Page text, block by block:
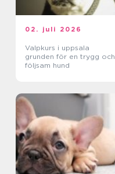
02. juli 2026
Valpkurs i uppsala
grunden för en trygg och
följsam hund